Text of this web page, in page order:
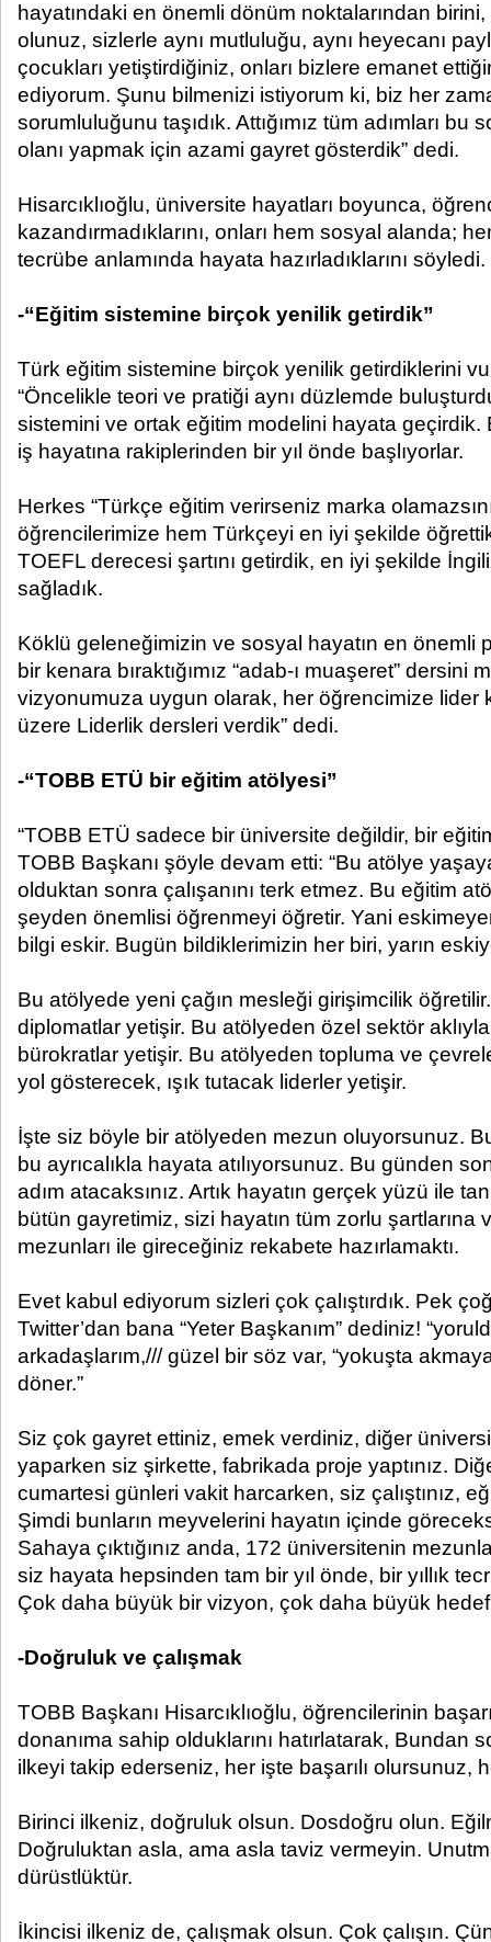
hayatındaki en önemli dönüm noktalarından
olunuz, sizlerle aynı mutluluğu, aynı heyecanı
çocukları yetiştirdiğiniz, onları bizlere emanet
ediyorum. Şunu bilmenizi istiyorum ki, biz her
sorumluluğunu taşıdık. Attığımız tüm adımları bu
olanı yapmak için azami gayret gösterdik” dedi.
Hisarcıklıoğlu, üniversite hayatları boyunca,
kazandırmadıklarını, onları hem sosyal alanda;
tecrübe anlamında hayata hazırladıklarını söyledi.
-“Eğitim sistemine birçok yenilik getirdik”
Türk eğitim sistemine birçok yenilik getirdiklerini
“Öncelikle teori ve pratiği aynı düzlemde
sistemini ve ortak eğitim modelini hayata geçirdik.
iş hayatına rakiplerinden bir yıl önde başlıyorlar.
Herkes “Türkçe eğitim verirseniz marka
öğrencilerimize hem Türkçeyi en iyi şekilde
TOEFL derecesi şartını getirdik, en iyi şekilde
sağladık.
Köklü geleneğimizin ve sosyal hayatın en önemli
bir kenara bıraktığımız “adab-ı muaşeret” dersini
vizyonumuza uygun olarak, her öğrencimize lider
üzere Liderlik dersleri verdik” dedi.
-“TOBB ETÜ bir eğitim atölyesi”
“TOBB ETÜ sadece bir üniversite değildir, bir
TOBB Başkanı şöyle devam etti: “Bu atölye
olduktan sonra çalışanını terk etmez. Bu eğitim
şeyden önemlisi öğrenmeyi öğretir. Yani
bilgi eskir. Bugün bildiklerimizin her biri, yarın
Bu atölyede yeni çağın mesleği girişimcilik
diplomatlar yetişir. Bu atölyeden özel sektör
bürokratlar yetişir. Bu atölyeden topluma ve
yol gösterecek, ışık tutacak liderler yetişir.
İşte siz böyle bir atölyeden mezun oluyorsunuz.
bu ayrıcalıkla hayata atılıyorsunuz. Bu günden
adım atacaksınız. Artık hayatın gerçek yüzü ile
bütün gayretimiz, sizi hayatın tüm zorlu şartlarına
mezunları ile gireceğiniz rekabete hazırlamaktı.
Evet kabul ediyorum sizleri çok çalıştırdık. Pek
Twitter’dan bana “Yeter Başkanım” dediniz!
arkadaşlarım,/// güzel bir söz var, “yokuşta
döner.”
Siz çok gayret ettiniz, emek verdiniz, diğer
yaparken siz şirkette, fabrikada proje yaptınız.
cumartesi günleri vakit harcarken, siz çalıştınız,
Şimdi bunların meyvelerini hayatın içinde
Sahaya çıktığınız anda, 172 üniversitenin
siz hayata hepsinden tam bir yıl önde, bir yıllık
Çok daha büyük bir vizyon, çok daha büyük
-Doğruluk ve çalışmak
TOBB Başkanı Hisarcıklıoğlu, öğrencilerinin
donanıma sahip olduklarını hatırlatarak, Bundan
ilkeyi takip ederseniz, her işte başarılı olursunuz,
Birinci ilkeniz, doğruluk olsun. Dosdoğru olun.
Doğruluktan asla, ama asla taviz vermeyin.
dürüstlüktür.
İkincisi ilkeniz de, çalışmak olsun. Çok çalışın.